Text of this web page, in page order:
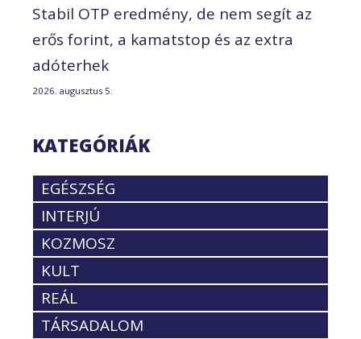
Stabil OTP eredmény, de nem segít az
erős forint, a kamatstop és az extra
adóterhek
2026. augusztus 5.
KATEGÓRIÁK
EGÉSZSÉG
INTERJÚ
KOZMOSZ
KULT
REÁL
TÁRSADALOM